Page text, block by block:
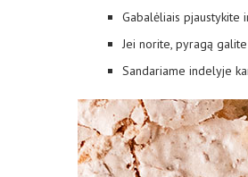
Gabalėliais pjaustykite
Jei norite, pyragą
Sandariame indelyje